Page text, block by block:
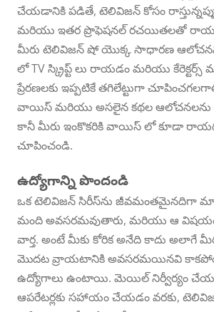
చేయడానికి పడితే, టెలివిజన్ కోసం
మరియు ఇతర ప్రొఫెషనల్ రచయితలతో
మీరు టెలివిజన్ షో యొక్క సాధారణ ఆలోచనను
లో TV స్క్రిప్ట్ లు రాయడం మరియు
ప్రేరణలకు ఇప్పటికే తగిలేట్టుగా
వాయిస్ మరియు అసలైన కథల ఆలోచనలను
కానీ మీరు ఇంకొకరికి వాయిస్ లో కూడా
చూపించండి.
ఉద్యోగాన్ని పొందండి
ఒక టెలివిజన్ సిరీస్‌ను జీవమంతమైనదిగా
మంది అవసరమవుతారు, మరియు ఆ
వార్త. అంటే మీకు కోరిక అనేది కాదు అలాగే
మొదట వ్రాయటానికి అవసరమయినవి
ఉద్యోగాలు ఉంటాయి. మెయిల్ నిర్వీర్యం
ఆపరేటర్లకు సహాయం చేయడం వరకు,